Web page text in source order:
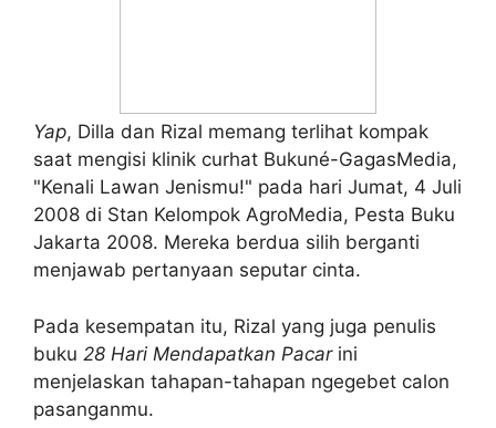
Yap, Dilla dan Rizal memang terlihat kompak
saat mengisi klinik curhat Bukuné-GagasMedia,
"Kenali Lawan Jenismu!" pada hari Jumat, 4 Juli
2008 di Stan Kelompok AgroMedia, Pesta Buku
Jakarta 2008. Mereka berdua silih berganti
menjawab pertanyaan seputar cinta.
Pada kesempatan itu, Rizal yang juga penulis
buku 28 Hari Mendapatkan Pacarini
menjelaskan tahapan-tahapan ngegebet calon
pasanganmu.